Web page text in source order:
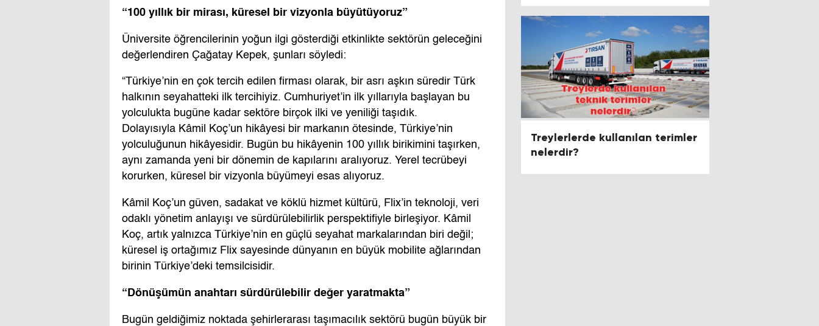
“100 yıllık bir mirası, küresel bir vizyonla büyütüyoruz”
Üniversite öğrencilerinin yoğun ilgi gösterdiği etkinlikte sektörün geleceğini
değerlendiren Çağatay Kepek, şunları söyledi:
“Türkiye’nin en çok tercih edilen firması olarak, bir asrı aşkın süredir Türk
halkının seyahatteki ilk tercihiyiz. Cumhuriyet’in ilk yıllarıyla başlayan bu
yolculukta bugüne kadar sektöre birçok ilki ve yeniliği taşıdık.
Dolayısıyla Kâmil Koç’un hikâyesi bir markanın ötesinde, Türkiye’nin
yolculuğunun hikâyesidir. Bugün bu hikâyenin 100 yıllık birikimini taşırken,
aynı zamanda yeni bir dönemin de kapılarını aralıyoruz. Yerel tecrübeyi
korurken, küresel bir vizyonla büyümeyi esas alıyoruz.
Kâmil Koç’un güven, sadakat ve köklü hizmet kültürü, Flix’in teknoloji, veri
odaklı yönetim anlayışı ve sürdürülebilirlik perspektifiyle birleşiyor. Kâmil
Koç, artık yalnızca Türkiye’nin en güçlü seyahat markalarından biri değil;
küresel iş ortağımız Flix sayesinde dünyanın en büyük mobilite ağlarından
birinin Türkiye’deki temsilcisidir.
“Dönüşümün anahtarı sürdürülebilir değer yaratmakta”
Bugün geldiğimiz noktada şehirlerarası taşımacılık sektörü bugün büyük bir
Treylerlerde kullanılan terimler
nelerdir?